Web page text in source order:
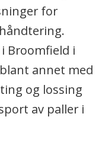
for
Broomfield i
annet med
og lossing
av paller i